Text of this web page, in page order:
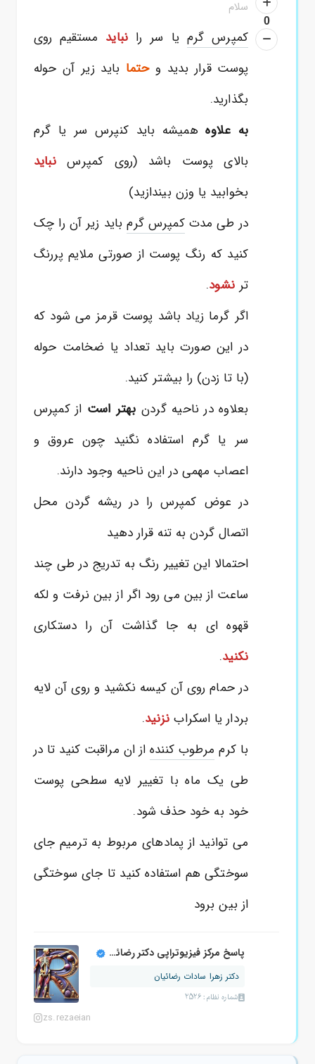
0
سلام
کمپرس گرم یا سر را نباید مستقیم روی
پوست قرار بدید وحتما باید زیر آن حوله
بگذارید.
به علاوههمیشه باید کنپرس سر یا گرم
بالای پوست باشد (روی کمپرسنباید
بخوابید یا وزن بیندازید)
در طی مدتکمپرس گرمباید زیر آن را چک
کنید که رنگ پوست از صورتی ملایم پررنگ
ترنشود.
اگر گرما زیاد باشد پوست قرمز می شود که
در این صورت باید تعداد یا ضخامت حوله
(با تا زدن) را بیشتر کنید.
بعلاوه در ناحیه گردن بهتر است از کمپرس
سر یا گرم استفاده نگنید چون عروق و
اعصاب مهمی در این ناحیه وجود دارند.
در عوض کمپرس را در ریشه گردن محل
اتصال گردن به تنه قرار دهید
احتمالا این تغییر رنگ به تدریج در طی چند
ساعت از بین می رود اگر از بین نرفت و لکه
قهوه ای به جا گذاشت آن را دستکاری
نکنید.
در حمام روی آن کیسه نکشید و روی آن لایه
بردار یا اسکراب نزنید.
با کرم مرطوب کنندهاز ان مراقبت کنید تا در
طی یک ماه با تغییر لایه سطحی پوست
خود به خود حذف شود.
می توانید از پمادهای مربوط به ترمیم جای
سوختگی هم استفاده کنید تا جای سوختگی
از بین برود
پاسخ مرکز فیزیوتراپی دکتر رضائیان
دکتر زهرا سادات رضائیان
شماره نظام: 2526
zs.rezaeian